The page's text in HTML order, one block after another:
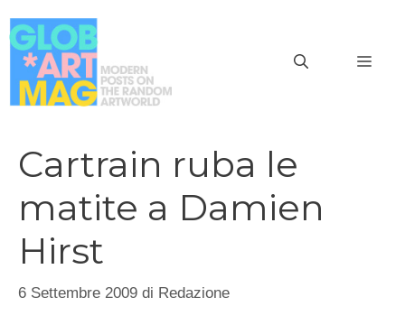
al
contenuto
Cartrain ruba le
matite a Damien
Hirst
6 Settembre 2009 di Redazione